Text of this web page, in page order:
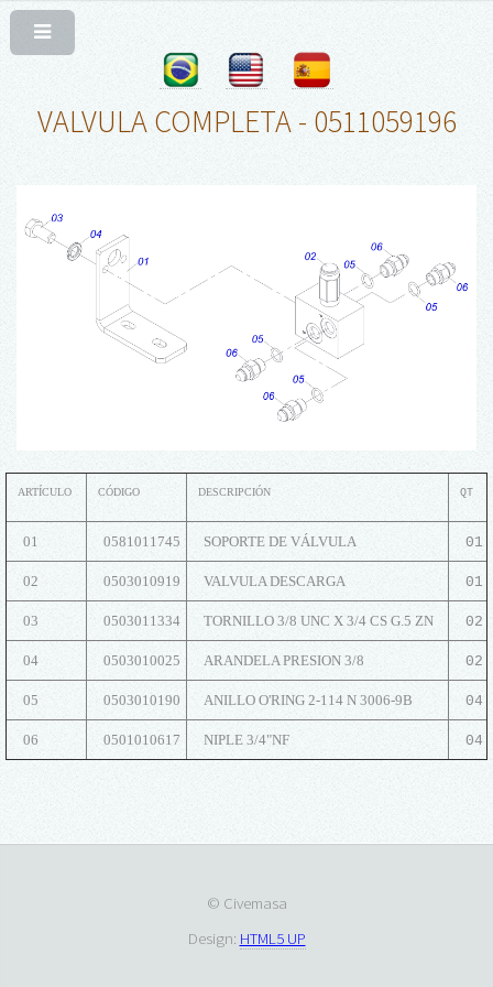
VALVULA COMPLETA - 0511059196
ARTÍCULO CÓDIGO DESCRIPCIÓN QT
01 0581011745 SOPORTE DE VÁLVULA 01
02 0503010919 VALVULA DESCARGA 01
03 0503011334 TORNILLO 3/8 UNC X 3/4 CS G.5 ZN 02
04 0503010025 ARANDELA PRESION 3/8 02
05 0503010190 ANILLO O'RING 2-114 N 3006-9B 04
06 0501010617 NIPLE 3/4"NF 04
© Civemasa
Design: HTML5 UP